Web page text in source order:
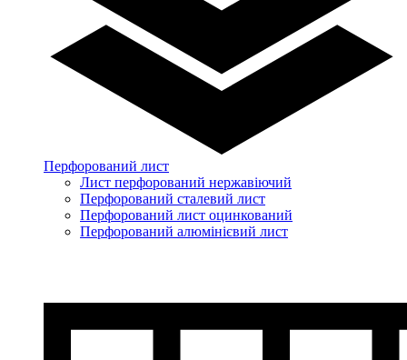
Перфорований лист
Лист перфорований нержавіючий
Перфорований сталевий лист
Перфорований лист оцинкований
Перфорований алюмінієвий лист